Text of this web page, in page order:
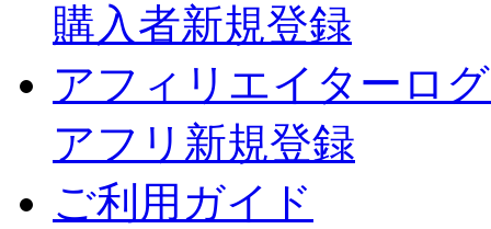
購入者新規登録
アフィリエイターロ
アフリ新規登録
ご利用ガイド